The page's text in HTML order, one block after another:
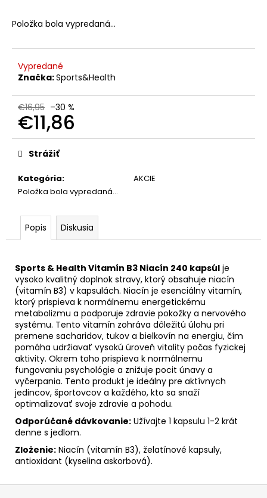
Položka bola vypredaná…
Vypredané
Značka:Sports&Health
€16,95 –30 %
€11,86
Jednotková
cena:
Kategória:
AKCIE
Položka bola vypredaná…
Strážiť
Popis Diskusia
Sports & Health Vitamín B3 Niacín 240 kapsúl je
vysoko kvalitný doplnok stravy, ktorý obsahuje niacín
(vitamín B3) v kapsulách. Niacín je esenciálny vitamín,
ktorý prispieva k normálnemu energetickému
metabolizmu a podporuje zdravie pokožky a nervového
systému. Tento vitamín zohráva dôležitú úlohu pri
premene sacharidov, tukov a bielkovín na energiu, čím
pomáha udržiavať vysokú úroveň vitality počas fyzickej
aktivity. Okrem toho prispieva k normálnemu
fungovaniu psychológie a znižuje pocit únavy a
vyčerpania. Tento produkt je ideálny pre aktívnych
jedincov, športovcov a každého, kto sa snaží
optimalizovať svoje zdravie a pohodu.
Odporúčané dávkovanie: Užívajte 1 kapsulu 1-2 krát
denne s jedlom.
Zloženie: Niacín (vitamín B3), želatínové kapsuly,
antioxidant (kyselina askorbová).
H2O
PRE
ZMIEŠANÚ/MASTNÚ
PLEŤ
500
ML
€5,90
Pôvodne:
€14,99
Z